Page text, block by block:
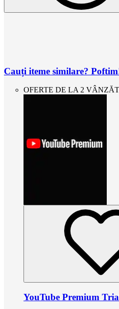
Cauți iteme similare?
OFERTE DE LA 2
YouTube Premium